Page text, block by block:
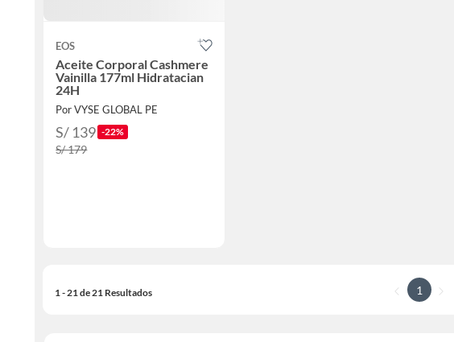
EOS
Aceite Corporal Cashmere
Vainilla 177ml Hidratacian
24H
Por VYSE GLOBAL PE
S/ 139 -22%
S/ 179
1 - 21 de 21 Resultados 1